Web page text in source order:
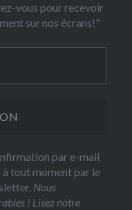
vous pour recevoir
sur nos écrans!"
par e-mail
à tout moment par le
Nous
! Lisez notre